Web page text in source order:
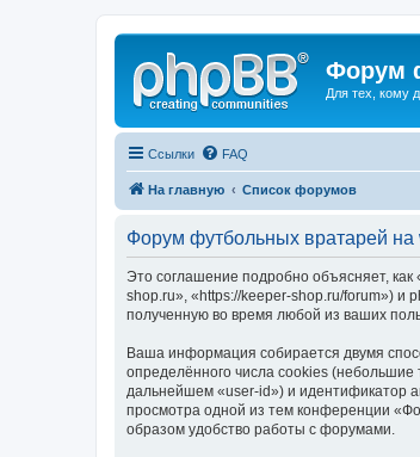
Форум
Для тех, кому
Ссылки FAQ
На главную Список форумов
Форум футбольных вратарей
Это соглашение подробно объясняет,
shop.ru», «https://keeper-shop.ru/forum») и
полученную во время любой из ваших
Ваша информация собирается двумя
определённого числа cookies
дальнейшем «user-id») и идентификатор
просмотра одной из тем конференции
образом удобство работы с форумами.